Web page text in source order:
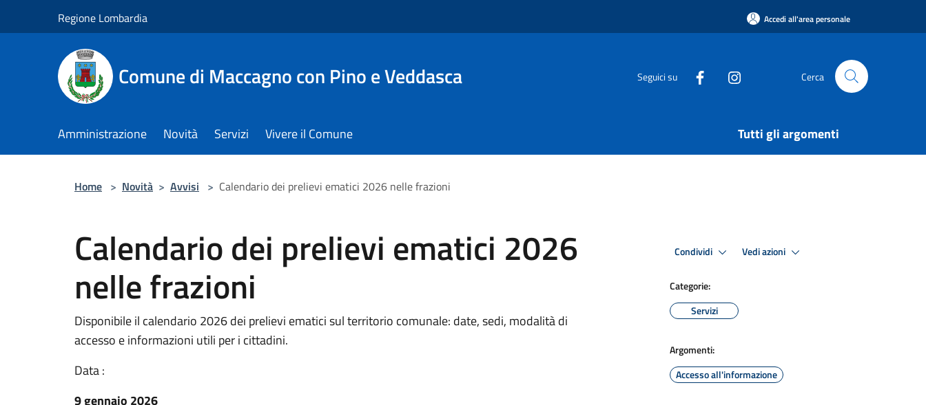
Regione Lombardia Accedi all'area personale
Comune di Maccagno con Pino e Veddasca Seguici su Cerca
Amministrazione Novità Servizi Vivere il Comune Tutti gli argomenti
Home > Novità > Avvisi > Calendario dei prelievi ematici 2026 nelle frazioni
Calendario dei prelievi ematici 2026
nelle frazioni
Disponibile il calendario 2026 dei prelievi ematici sul territorio comunale: date, sedi, modalità di
accesso e informazioni utili per i cittadini.
Data :
9 gennaio 2026
Condividi Vedi azioni
Categorie:
Servizi
Argomenti:
Accesso all'informazione